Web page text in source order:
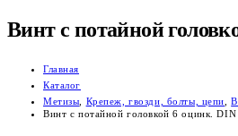
Винт с потайной
Главная
Каталог
Метизы
Крепеж, гвозди, болты, цепи ,
Винт с потайной головкой 6 оцинк.